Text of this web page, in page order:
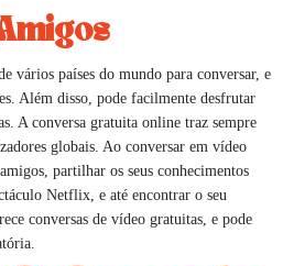
vários países do mundo para conversar, e
Além disso, pode facilmente desfrutar
A conversa gratuita online traz sempre
globais. Ao conversar em vídeo
partilhar os seus conhecimentos
Netflix, e até encontrar o seu
conversas de vídeo gratuitas, e pode